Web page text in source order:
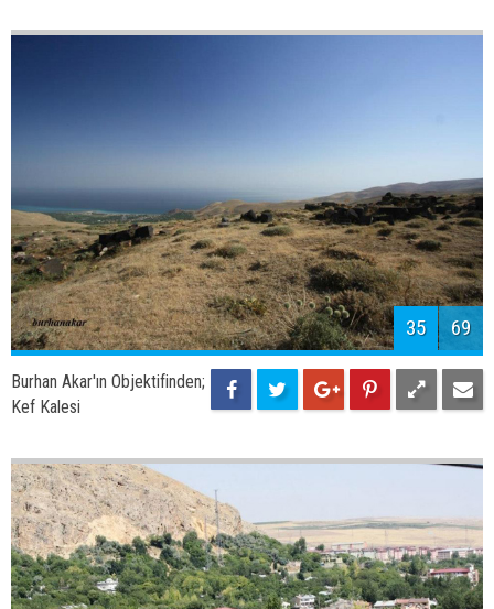
37 69
Burhan Akar'ın Objektifinden;
Adilcevaz